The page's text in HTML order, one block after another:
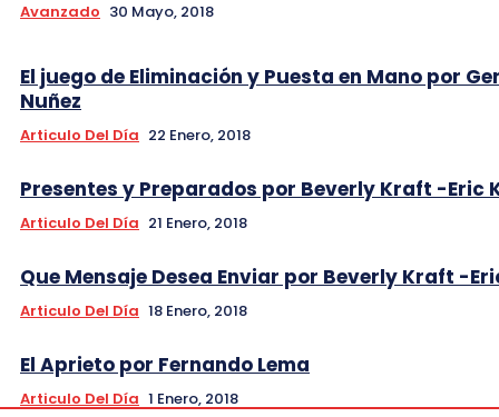
Avanzado 30 Mayo, 2018
El juego de Eliminación y Puesta en Mano por
Nuñez
Articulo Del Día 22 Enero, 2018
Presentes y Preparados por Beverly Kraft -Eric
Articulo Del Día 21 Enero, 2018
Que Mensaje Desea Enviar por Beverly Kraft -
Articulo Del Día 18 Enero, 2018
El Aprieto por Fernando Lema
Articulo Del Día 1 Enero, 2018